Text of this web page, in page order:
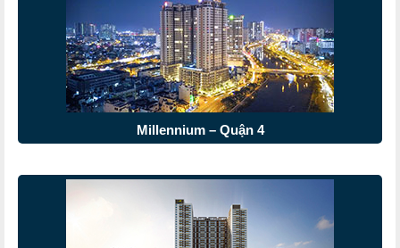
Millennium – Quận 4